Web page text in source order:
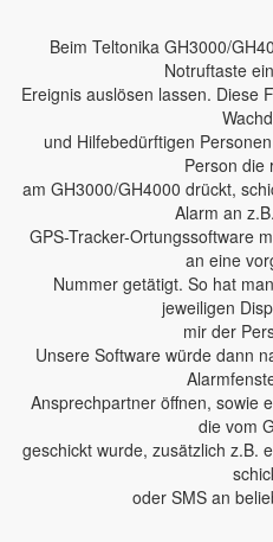
Beim Teltonika GH3000/
Notruftaste
Ereignis auslösen lassen. Diese
und Hilfebedürftigen
Person die
am GH3000/GH4000 drückt,
Alarm an
GPS-Tracker-Ortungssoftware
an eine
Nummer getätigt. So hat
jeweiligen
mir der
Unsere Software würde dann
Ansprechpartner öffnen, sowie
die vom
geschickt wurde, zusätzlich z.B.
oder SMS an